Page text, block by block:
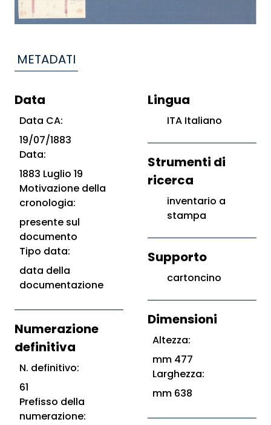
METADATI
Data
Data CA:
19/07/1883
Data:
1883 Luglio 19
Motivazione della
cronologia:
presente sul
documento
Tipo data:
data della
documentazione
Numerazione
definitiva
N. definitivo:
61
Prefisso della
numerazione:
Lingua
ITA Italiano
Strumenti di
ricerca
inventario a
stampa
Supporto
cartoncino
Dimensioni
Altezza:
mm 477
Larghezza:
mm 638